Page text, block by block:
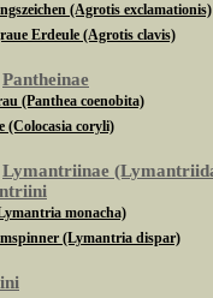
(Agrotis exclamationis)
Erdeule (Agrotis clavis)
Pantheinae
(Panthea coenobita)
(Colocasia coryli)
Lymantriinae
monacha)
(Lymantria dispar)